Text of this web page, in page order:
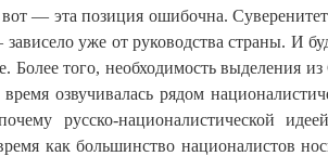
вот — эта позиция ошибочна.
уже от руководства страны. И
Более того, необходимость выделения
озвучивалась рядом
русско-националистической
как большинство националистов